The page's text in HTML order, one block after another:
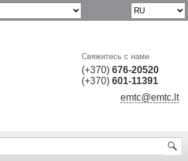
Свяжитесь с нами
(+370) 676-20520
(+370) 601-11391
emtc@emtc.lt